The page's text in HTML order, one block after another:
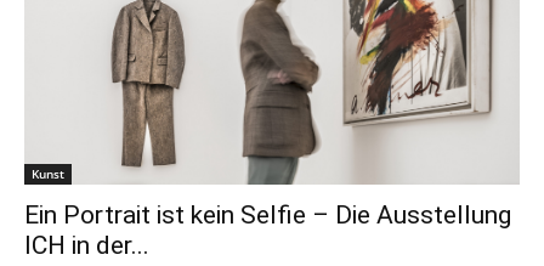
Kunst
Ein Portrait ist kein Selfie – Die Ausstellung
ICH in der...